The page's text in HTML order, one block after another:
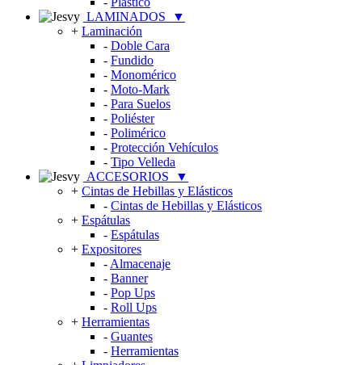
LAMINADOS
▼
+ Laminación
- Doble Cara
- Fundido
- Monomérico
- Moto-Mark
- Para Suelos
- Poliéster
- Polimérico
- Protección Vehículos
- Tipo Velleda
ACCESORIOS
▼
+ Cintas de Hebillas y Elásticos
- Cintas de Hebillas y Elásticos
+ Espátulas
- Espátulas
+ Expositores
- Almacenaje
- Banner
- Pop Ups
- Roll Ups
+ Herramientas
- Guantes
- Herramientas